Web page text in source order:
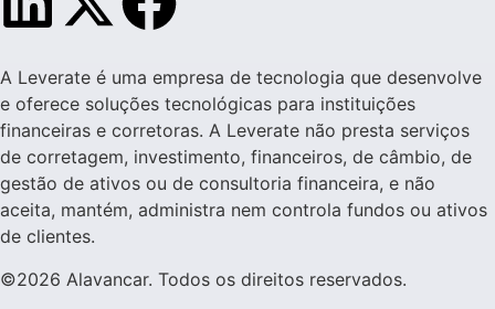
A Leverate é uma empresa de tecnologia que desenvolve
e oferece soluções tecnológicas para instituições
financeiras e corretoras. A Leverate não presta serviços
de corretagem, investimento, financeiros, de câmbio, de
gestão de ativos ou de consultoria financeira, e não
aceita, mantém, administra nem controla fundos ou ativos
de clientes.
©2026 Alavancar. Todos os direitos reservados.